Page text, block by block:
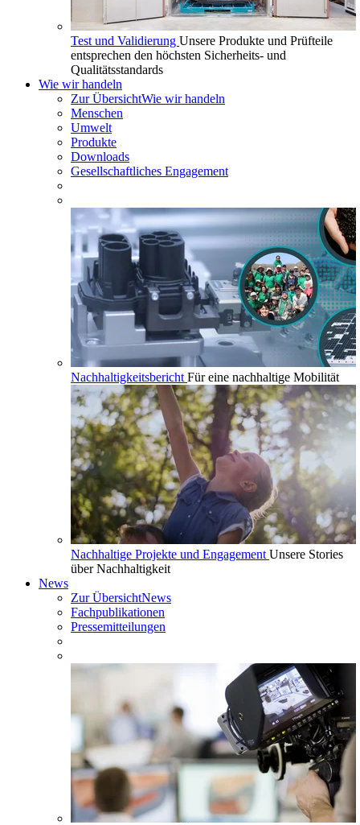
Test und Validierung Unsere Produkte und Prüfteile
entsprechen den höchsten Sicherheits- und
Qualitätsstandards
Wie wir handeln
Zur ÜbersichtWie wir handeln
Menschen
Umwelt
Produkte
Downloads
Gesellschaftliches Engagement
Nachhaltigkeitsbericht Für eine nachhaltige Mobilität
Nachhaltige Projekte und Engagement Unsere Stories
über Nachhaltigkeit
News
Zur ÜbersichtNews
Fachpublikationen
Pressemitteilungen